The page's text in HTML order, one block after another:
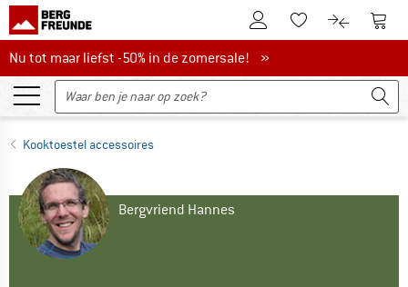
De klantenaccount
Naar deNaar de
Nu tot maar liefst -50% in de zomersale!
Nu tot maar liefst -50% in de zomersale! »
Kooktoestel accessoires
Bergvriend Hannes